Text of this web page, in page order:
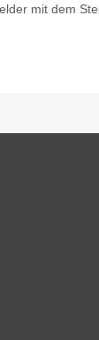
mit dem